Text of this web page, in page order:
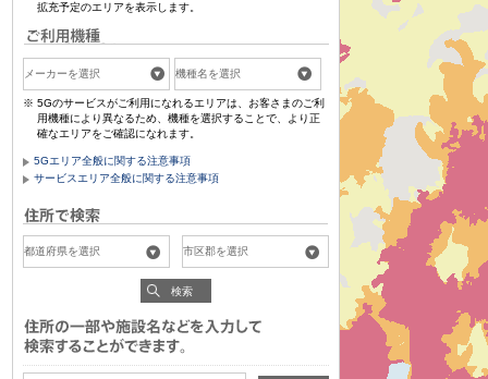
拡充予定のエリアを表示します。
5Gのサービスがご利用になれるエリアは、お客さまのご利
用機種により異なるため、機種を選択することで、より正
確なエリアをご確認になれます。
5Gエリア全般に関する注意事項
サービスエリア全般に関する注意事項
検索